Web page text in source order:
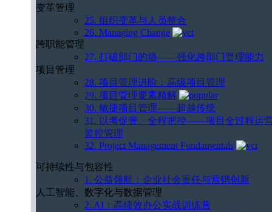
变革管理
25. 组织变革与人员整合
26. Managing Change
跨职能管理
27. 打破部门的墙——强化跨部门管理能力
项目管理
28. 项目管理进阶：高级项目管理
29. 项目管理要素精解
30. 敏捷项目管理——超越传统
31. 以考促管、全程把控——项目全过程运
监控管理
32. Project Management Fundamentals
可持续性与包容性
1. 公益领航：企业社会责任与营销创新
人工智能、数字化与数据管理
2. AI：高绩效办公实战训练营